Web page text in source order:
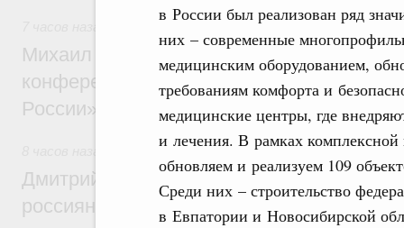
в России был реализован ряд
них – современные
медицинским оборудованием,
требованиям комфорта и
медицинские центры, где
и лечения. В рамках
обновляем и реализуем 109
Среди них – строительство
в Евпатории и Новосибирской
Отрасль информационных технологий
Михаил Мишустин дал поручения по
конференции «Цифровая индустрия
России»
Спорт высших достижений и массовый
Дмитрий Чернышенко и Михаил
россиян с Днём физкультурника